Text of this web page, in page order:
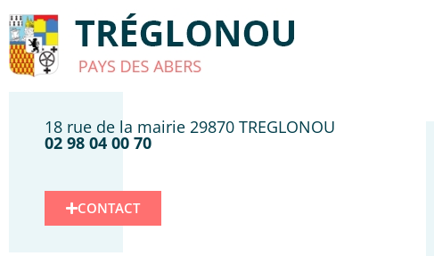
18 rue de la mairie 29870 TREGLONOU
02 98 04 00 70
CONTACT